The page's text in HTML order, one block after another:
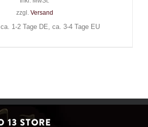
zzgl. Versand
1-2 Tage DE, ca. 3-4 Tage EU
13 STORE